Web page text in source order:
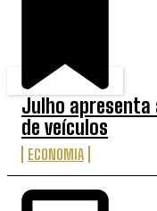
Julho
de veículos
ECONOMIA